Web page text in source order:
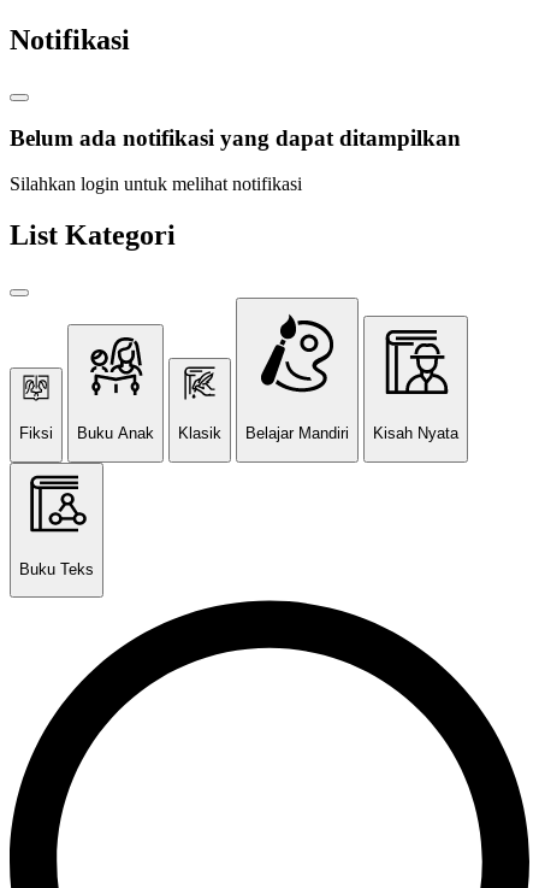
Notifikasi
Belum ada notifikasi yang dapat ditampilkan
Silahkan login untuk melihat notifikasi
List Kategori
Fiksi Buku Anak Klasik Belajar Mandiri Kisah Nyata
Buku Teks